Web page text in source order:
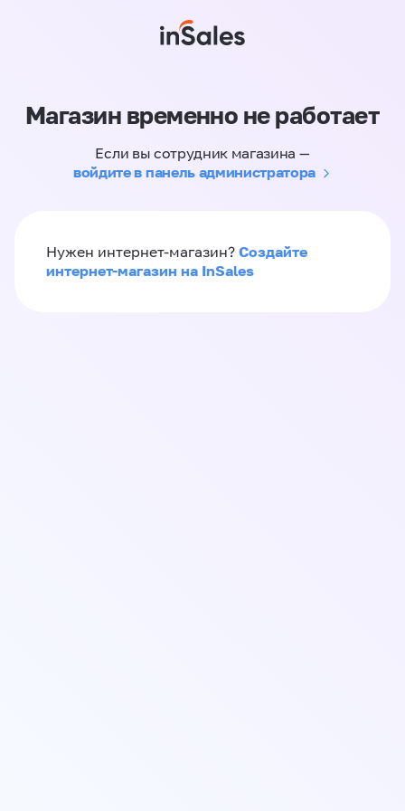
Магазин временно не работает
Если вы сотрудник магазина —
войдите в панель администратора
Нужен интернет-магазин? Создайте
интернет-магазин на InSales